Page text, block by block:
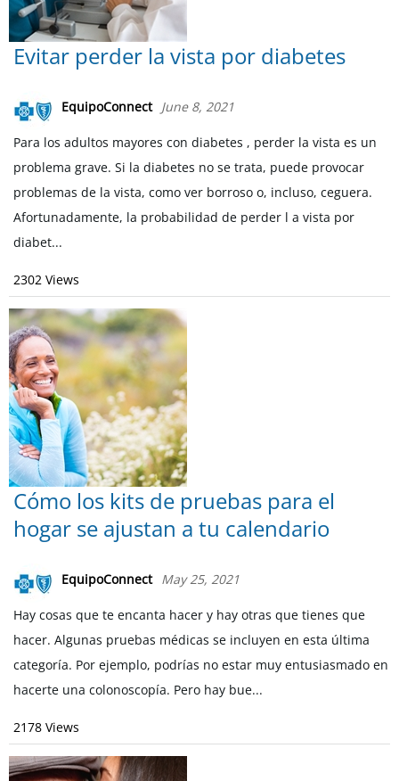
Evitar perder la vista por diabetes
EquipoConnect June 8, 2021
Para los adultos mayores con diabetes , perder la vista es un
problema grave. Si la diabetes no se trata, puede provocar
problemas de la vista, como ver borroso o, incluso, ceguera.
Afortunadamente, la probabilidad de perder l a vista por
diabet...
2302 Views
Cómo los kits de pruebas para el
hogar se ajustan a tu calendario
EquipoConnect May 25, 2021
Hay cosas que te encanta hacer y hay otras que tienes que
hacer. Algunas pruebas médicas se incluyen en esta última
categoría. Por ejemplo, podrías no estar muy entusiasmado en
hacerte una colonoscopía. Pero hay bue...
2178 Views